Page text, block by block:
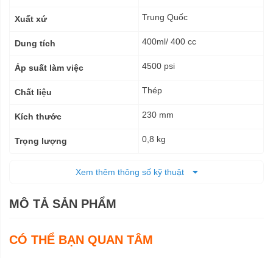
Xuất xứ Trung Quốc
Dung tích 400ml/ 400 cc
Áp suất làm việc 4500 psi
Chất liệu Thép
Kích thước 230 mm
Trọng lượng 0,8 kg
Xem thêm thông số kỹ thuật
MÔ TẢ SẢN PHẨM
CÓ THỂ BẠN QUAN TÂM